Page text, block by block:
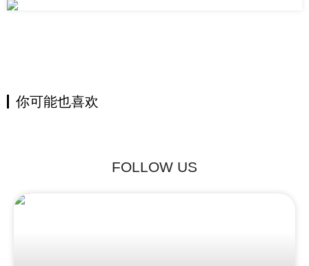
你可能也喜欢
FOLLOW US